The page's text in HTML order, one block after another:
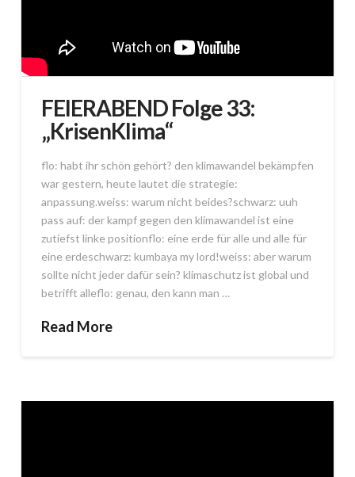
FEIERABEND Folge 33:
„KrisenKlima“
flo: habt ihr schön gehört? den klimawandel bekämpfen
war gestern, heute lautet die strategie:
anpassung.weiss: warum nicht beides?schwarz: uuh
pass auf: der kampf gegen den klimawandel ist eine
zutiefst linke positionflo: eine erde für alle und alle für
eine erdeschwarz: kumbaya my lord!weiss: aber warum
sollte nicht jeder dafür sein? klimaschutz ist global und
betrifft alleflo: genau, den kann man …
Read More